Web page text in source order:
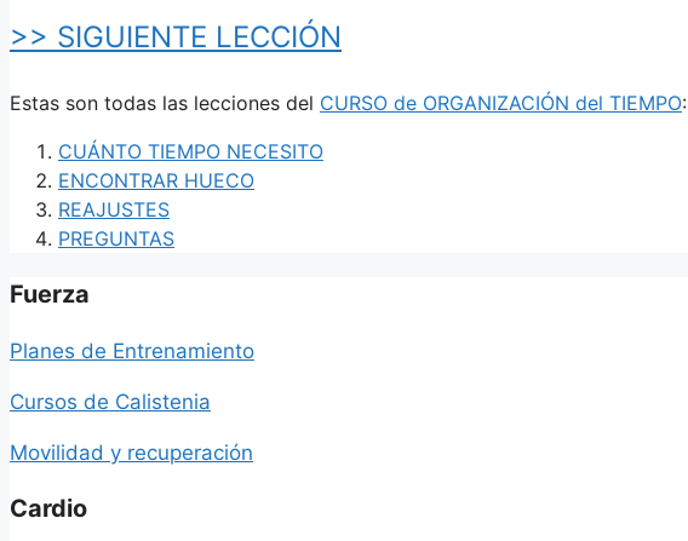
>> SIGUIENTE LECCIÓN
Estas son todas las lecciones del CURSO de ORGANIZACIÓN del TIEMPO:
CUÁNTO TIEMPO NECESITO
ENCONTRAR HUECO
REAJUSTES
PREGUNTAS
Fuerza
Planes de Entrenamiento
Cursos de Calistenia
Movilidad y recuperación
Cardio